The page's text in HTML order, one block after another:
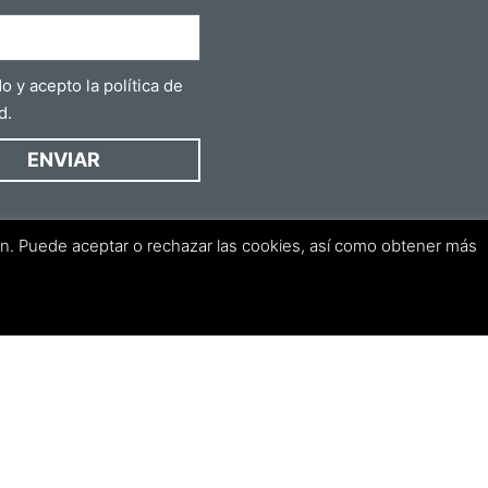
y acepto la política de
.
ENVIAR
Puede aceptar o rechazar las cookies, así como obtener más